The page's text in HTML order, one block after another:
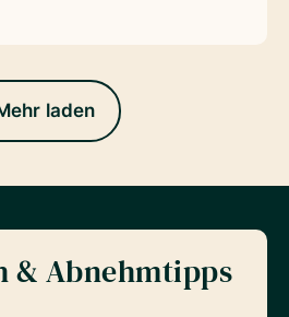
laden
& Abnehmtipps